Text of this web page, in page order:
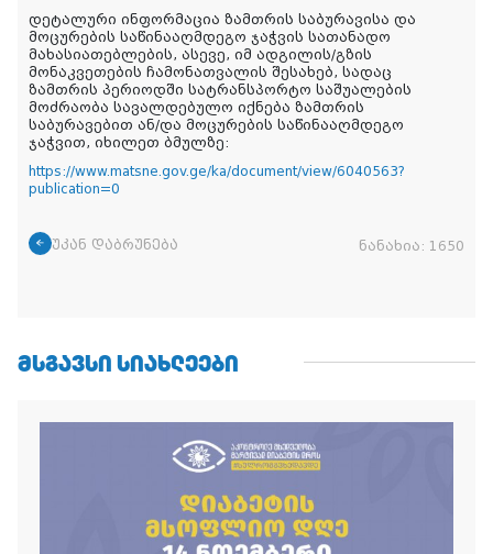
დეტალური ინფორმაცია ზამთრის საბურავისა და
მოცურების საწინააღმდეგო ჯაჭვის სათანადო
მახასიათებლების, ასევე, იმ ადგილის/გზის
მონაკვეთების ჩამონათვალის შესახებ, სადაც
ზამთრის პერიოდში სატრანსპორტო საშუალების
მოძრაობა სავალდებულო იქნება ზამთრის
საბურავებით ან/და მოცურების საწინააღმდეგო
ჯაჭვით, იხილეთ ბმულზე:
https://www.matsne.gov.ge/ka/document/view/6040563?
publication=0
უკან დაბრუნება ნანახია: 1650
ᲛᲡᲒᲐᲕᲡᲘ ᲡᲘᲐᲮᲚᲔᲔᲑᲘ